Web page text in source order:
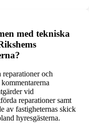
med tekniska
reparationer och
vid
reparationer samt
av fastigheternas skick
hyresgästerna.